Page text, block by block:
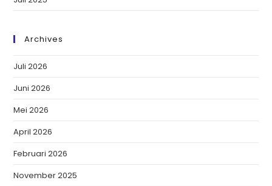
Archives
Juli 2026
Juni 2026
Mei 2026
April 2026
Februari 2026
November 2025